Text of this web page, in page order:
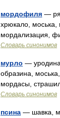
мордофиля —
хрюкало,
мордализация,
Словарь синонимов
мурло —
образина,
мордасы,
Словарь синонимов
псина — шавка,